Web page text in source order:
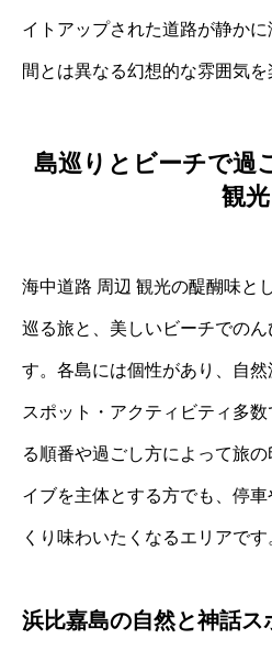
イトアップされた道路が静か
間とは異なる幻想的な雰囲気を
島巡りとビーチで過
観光
海中道路 周辺 観光の醍醐味と
巡る旅と、美しいビーチでの
す。各島には個性があり、自
スポット・アクティビティ多
る順番や過ごし方によって旅
イブを主体とする方でも、停
くり味わいたくなるエリアです
浜比嘉島の自然と神話ス